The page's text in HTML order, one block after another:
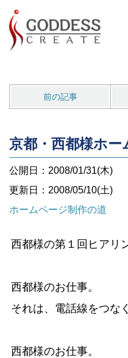
前の記事
京都・西都様ホ
公開日：2008/01/31(木)
更新日：2008/05/10(土)
ホームページ制作の道
西都様の第１回ヒアリ
西都様のお仕事。
それは、電話線をつな
西都様のお仕事。